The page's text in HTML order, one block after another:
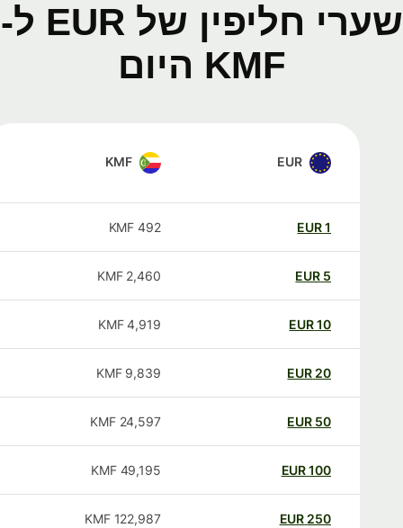
שערי חליפין של EUR ל-
KMF היום
EUR
KMF
EUR
492
KMF
EUR
2,460
KMF
EUR
4,919
KMF
20
EUR
9,839
KMF
50
EUR
24,597
KMF
100
EUR
49,195
KMF
250
EUR
122,987
KMF